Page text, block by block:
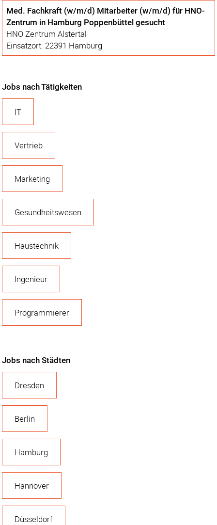
Med. Fachkraft (w/m/d) Mitarbeiter (w/m/d) für HNO-
Zentrum in Hamburg Poppenbüttel gesucht
HNO Zentrum Alstertal
Einsatzort: 22391 Hamburg
Jobs nach Tätigkeiten
IT
Vertrieb
Marketing
Gesundheitswesen
Haustechnik
Ingenieur
Programmierer
Jobs nach Städten
Dresden
Berlin
Hamburg
Hannover
Düsseldorf